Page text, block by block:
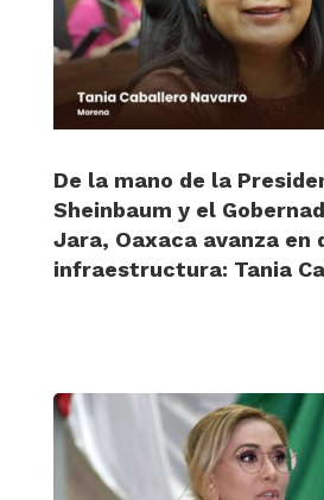
De la mano de la
Sheinbaum y el
Jara, Oaxaca avanza en
infraestructura: Tania